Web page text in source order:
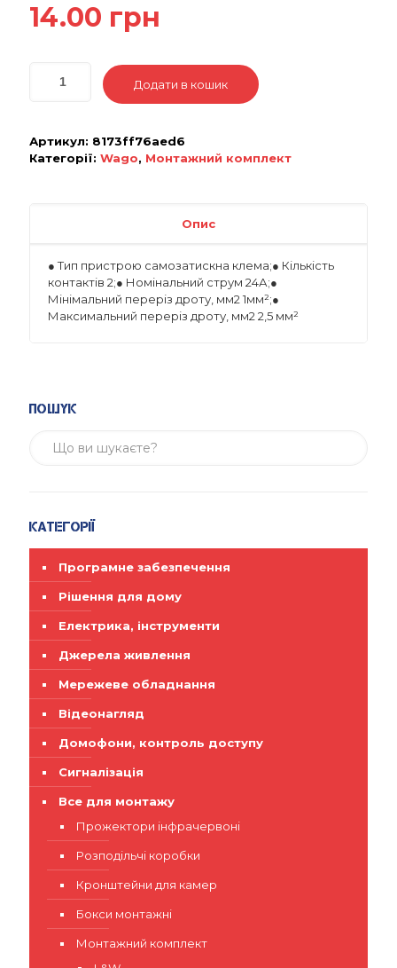
14.00 грн
Додати в кошик
Артикул: 8173ff76aed6
Категорії: Wago, Монтажний комплект
Опис
● Тип пристрою самозатискна клема;● Кількість
контактів 2;● Номінальний струм 24А;●
Мінімальний переріз дроту, мм2 1мм²;●
Максимальний переріз дроту, мм2 2,5 мм²
Пошук
Категорії
Програмне забезпечення
Рішення для дому
Електрика, інструменти
Джерела живлення
Мережеве обладнання
Відеонагляд
Домофони, контроль доступу
Сигналізація
Все для монтажу
Прожектори інфрачервоні
Розподільчі коробки
Кронштейни для камер
Бокси монтажні
Монтажний комплект